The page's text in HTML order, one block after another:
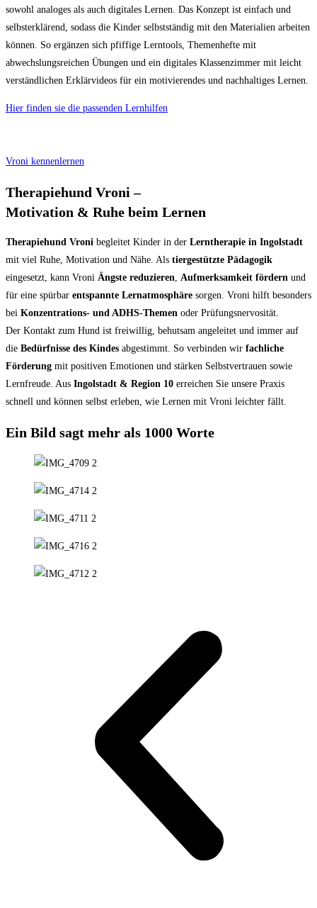
sowohl analoges als auch digitales Lernen. Das Konzept ist einfach und
selbsterklärend, sodass die Kinder selbstständig mit den Materialien arbeiten
können. So ergänzen sich pfiffige Lerntools, Themenhefte mit
abwechslungsreichen Übungen und ein digitales Klassenzimmer mit leicht
verständlichen Erklärvideos für ein motivierendes und nachhaltiges Lernen.
Hier finden sie die passenden Lernhilfen
Vroni kennenlernen
Therapiehund Vroni –
Motivation & Ruhe beim Lernen
Therapiehund Vroni begleitet Kinder in der Lerntherapie in Ingolstadt
mit viel Ruhe, Motivation und Nähe. Als tiergestützte Pädagogik
eingesetzt, kann Vroni Ängste reduzieren, Aufmerksamkeit fördern und
für eine spürbar entspannte Lernatmosphäre sorgen. Vroni hilft besonders
bei Konzentrations- und ADHS-Themen oder Prüfungsnervosität.
Der Kontakt zum Hund ist freiwillig, behutsam angeleitet und immer auf
die Bedürfnisse des Kindes abgestimmt. So verbinden wir fachliche
Förderung mit positiven Emotionen und stärken Selbstvertrauen sowie
Lernfreude. Aus Ingolstadt & Region 10 erreichen Sie unsere Praxis
schnell und können selbst erleben, wie Lernen mit Vroni leichter fällt.
Ein Bild sagt mehr als 1000 Worte